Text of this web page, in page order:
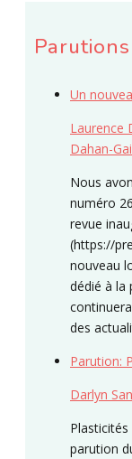
Parutions
Un
Laurence
Dahan-
Nous
numéro
revue
(https://
nouveau
dédié à la
des
Parution:
Darlyn
Plasticités
parution